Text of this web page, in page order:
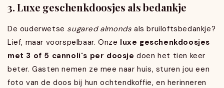
3. Luxe geschenkdoosjes als bedankje
De ouderwetse sugared almonds als bruiloftsbedankje?
Lief, maar voorspelbaar. Onze luxe geschenkdoosjes
met 3 of 5 cannoli's per doosje doen het tien keer
beter. Gasten nemen ze mee naar huis, sturen jou een
foto van de doos bij hun ochtendkoffie, en herinneren